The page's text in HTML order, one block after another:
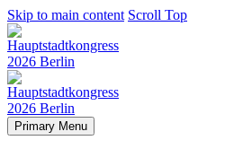
Skip to main content Scroll Top
Primary Menu